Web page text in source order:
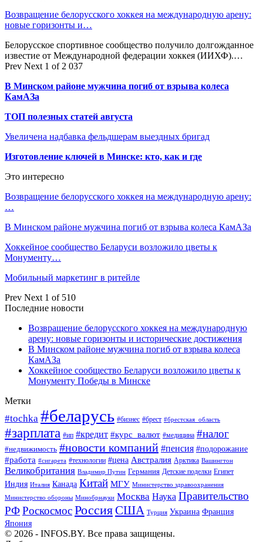
Возвращение белорусского хоккея на международную арену:
новые горизонты и…
Белорусское спортивное сообщество получило долгожданное
известие от Международной федерации хоккея (ИИХФ).…
Prev Next 1 of 2 037
В Минском районе мужчина погиб от взрыва колеса
КамАЗа
ТОП полезных статей августа
Увеличена надбавка фельдшерам выездных бригад
Изготовление ключей в Минске: кто, как и где
Это интересно
Возвращение белорусского хоккея на международную арену:
…
В Минском районе мужчина погиб от взрыва колеса КамАЗа
Хоккейное сообщество Беларуси возложило цветы к
Монументу…
Мобильный маркетинг в ритейле
Prev Next 1 of 510
Последние новости
Возвращение белорусского хоккея на международную
арену: новые горизонты и исторические достижения
В Минском районе мужчина погиб от взрыва колеса
КамАЗа
Хоккейное сообщество Беларуси возложило цветы к
Монументу Победы в Минске
Метки
#tochka #беларусь #бизнес #брест #брестская_область
#зарплата #ип #кредит #курс_валют #медицина #налог
#недвижимость #новости компаний #пенсия #подорожание
#работа #сигарета #технологии #цена Австралия Арктика Вашингтон
Великобритания Владимир Путин Германия Детские поделки Египет
Индия Италия Канада Китай МГУ Министерство здравоохранения
Министерство обороны Минобрнауки Москва Наука Правительство
РФРоскосмосРоссияСША Турция Украина Франция
Япония
© 2026 - INFOS.BY. Все права защищены.